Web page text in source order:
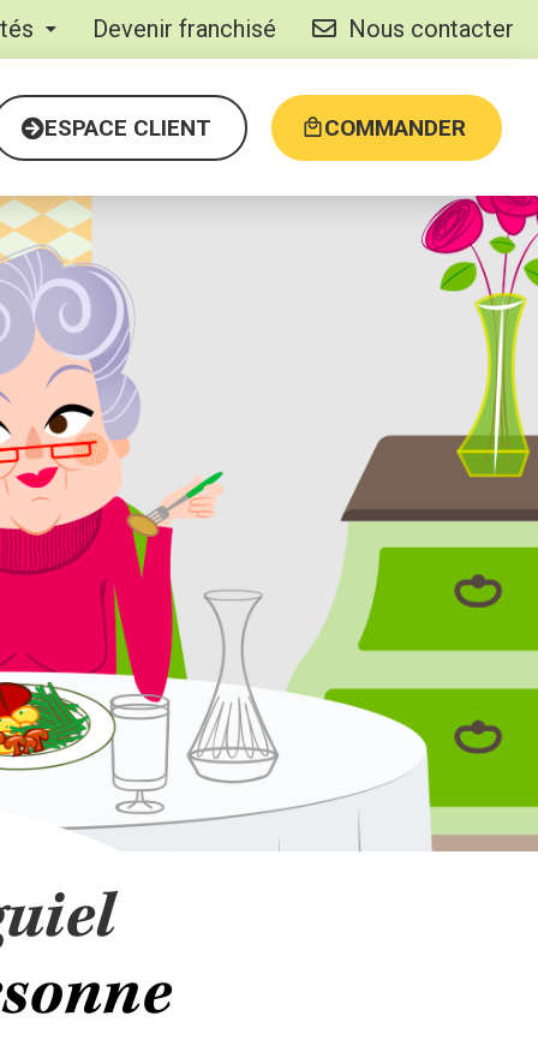
Devenir franchisé Nous contacter
ESPACE CLIENT COMMANDER